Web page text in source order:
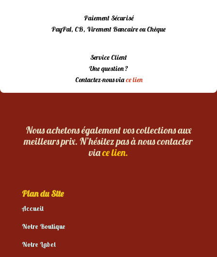
Paiement Sécurisé
PayPal, CB, Virement Bancaire ou Chèque
Service Client
Une question ?
Contactez-nous viace lien
Nous achetons également vos collections aux
meilleurs prix. N’hésitez pas à nous contacter
viace lien.
Plan du Site
Accueil
Notre Boutique
Notre Label